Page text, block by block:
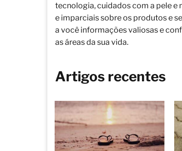
tecnologia, cuidados com a pele e
e imparciais sobre os produtos e
a você informações valiosas e
as áreas da sua vida.
Artigos recentes